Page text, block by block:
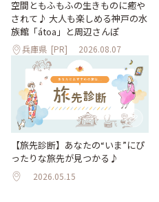
空間ともふもふの生きものに癒や
されて♪ 大人も楽しめる神戸の水
族館「átoa」と周辺さんぽ
兵庫県 [PR] 2026.08.07
【旅先診断】あなたの“いま”にぴ
ったりな旅先が見つかる♪
2026.05.15